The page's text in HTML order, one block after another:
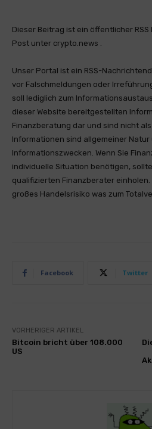
Dieser Beitrag ist ein öffentlicher RSS
Post unter crypto.news .
Unser Portal ist ein RSS-
vor Falschmeldungen oder
soll lediglich zum
dieser Website bereitgestellten
Finanzberatung dar und sind nicht
Informationen sind allgemeiner Natur
Informationszwecken. Wenn Sie
individuelle Situation benötigen,
qualifizierten Finanzberater
großes Handelsrisiko was zum
Facebook Twitter
VORHERIGER ARTIKEL
Bitcoin bricht über 108.000
US